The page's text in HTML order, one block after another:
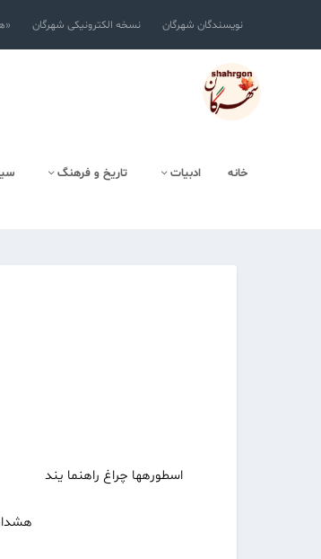
نویسندگان شهرگان نسخه الکترونیکی شهرگان
خانه ادبیات تاریخ و فرهنگ
اسطوره‏ها چراغ راهنما یند